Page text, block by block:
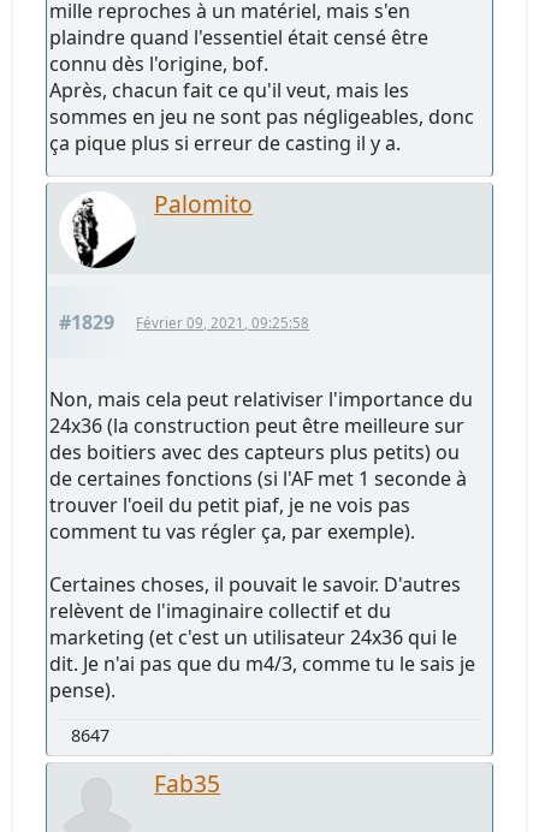
mille reproches à un matériel, mais s'en
plaindre quand l'essentiel était censé être
connu dès l'origine, bof.
Après, chacun fait ce qu'il veut, mais les
sommes en jeu ne sont pas négligeables, donc
ça pique plus si erreur de casting il y a.
Palomito
#1829 Février 09, 2021, 09:25:58
Non, mais cela peut relativiser l'importance du
24x36 (la construction peut être meilleure sur
des boitiers avec des capteurs plus petits) ou
de certaines fonctions (si l'AF met 1 seconde à
trouver l'oeil du petit piaf, je ne vois pas
comment tu vas régler ça, par exemple).
Certaines choses, il pouvait le savoir. D'autres
relèvent de l'imaginaire collectif et du
marketing (et c'est un utilisateur 24x36 qui le
dit. Je n'ai pas que du m4/3, comme tu le sais je
pense).
8647
Fab35